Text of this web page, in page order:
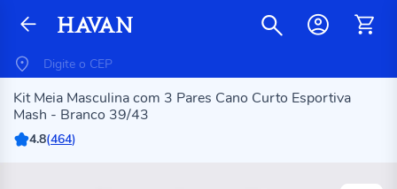
Kit Meia Masculina com 3 Pares Cano Curto Esportiva
Mash - Branco 39/43
4.8(464)